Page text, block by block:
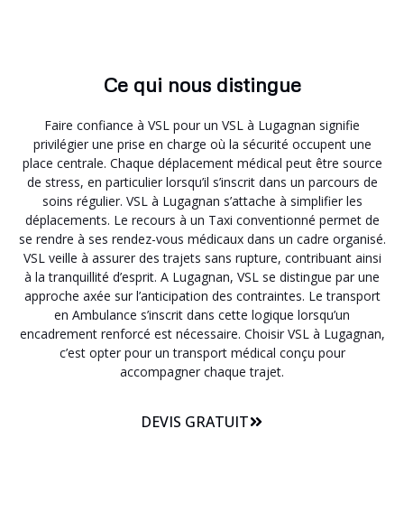
Ce qui nous distingue
Faire confiance à VSL pour un VSL à Lugagnan signifie
privilégier une prise en charge où la sécurité occupent une
place centrale. Chaque déplacement médical peut être source
de stress, en particulier lorsqu’il s’inscrit dans un parcours de
soins régulier. VSL à Lugagnan s’attache à simplifier les
déplacements. Le recours à un Taxi conventionné permet de
se rendre à ses rendez-vous médicaux dans un cadre organisé.
VSL veille à assurer des trajets sans rupture, contribuant ainsi
à la tranquillité d’esprit. A Lugagnan, VSL se distingue par une
approche axée sur l’anticipation des contraintes. Le transport
en Ambulance s’inscrit dans cette logique lorsqu’un
encadrement renforcé est nécessaire. Choisir VSL à Lugagnan,
c’est opter pour un transport médical conçu pour
accompagner chaque trajet.
DEVIS GRATUIT